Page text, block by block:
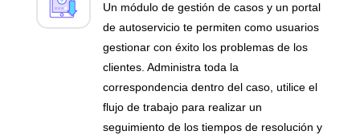
Un módulo de gestión de casos y un portal
de autoservicio te permiten como usuarios
gestionar con éxito los problemas de los
clientes. Administra toda la
correspondencia dentro del caso, utilice el
flujo de trabajo para realizar un
seguimiento de los tiempos de resolución y